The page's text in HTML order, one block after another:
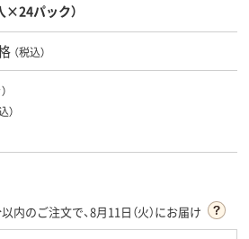
×24パック）
（税込）
）
以内のご注文で、8月11日（火）にお届け